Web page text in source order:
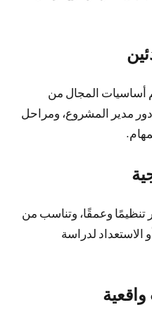
أساسيات المجال من
مدير المشروع، ومراحل
تنظيمًا وعمقًا، وتناسب من
الاستعداد لدراسة